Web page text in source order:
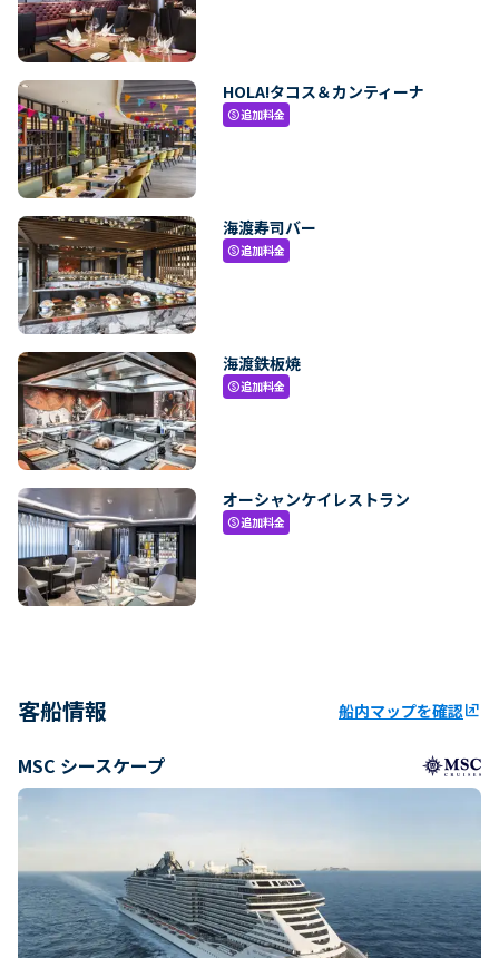
HOLA!タコス＆カンティーナ
paid追加料金
海渡寿司バー
paid追加料金
海渡鉄板焼
paid追加料金
オーシャンケイレストラン
paid追加料金
客船情報 船内マップを確認ungroup
MSC シースケープ